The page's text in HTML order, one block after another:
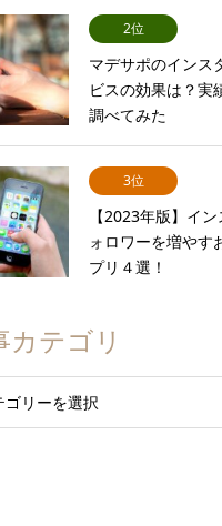
2位
マデサポのインス
ビスの効果は？実
調べてみた
3位
【2023年版】イ
ォロワーを増やす
プリ４選！
カテゴリ